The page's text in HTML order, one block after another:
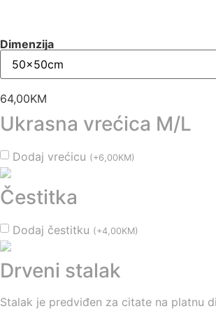
Dimenzija
64,00KM
Ukrasna vrećica M/L
Dodaj vrećicu (+6,00KM)
Čestitka
Dodaj čestitku (+4,00KM)
Drveni stalak
Stalak je predviđen za citate na platnu